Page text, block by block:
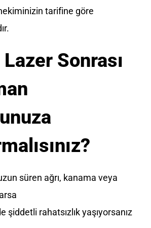
tarifine göre
Sonrası
süren ağrı, kanama veya
şiddetli rahatsızlık yaşıyorsanız